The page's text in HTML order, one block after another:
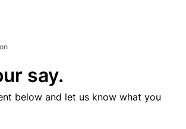
say.
below and let us know what you